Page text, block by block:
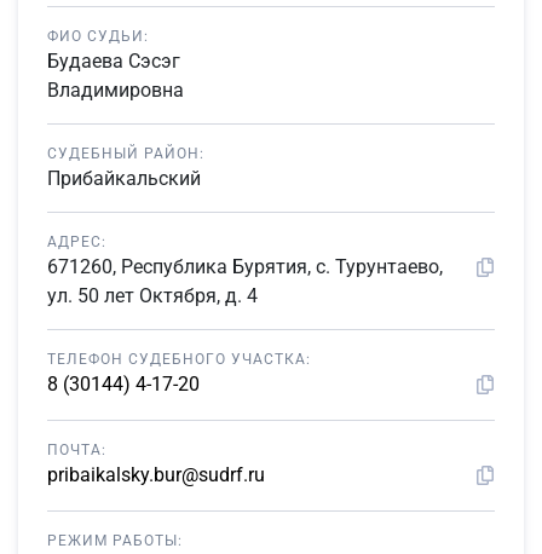
ФИО СУДЬИ:
Будаева Сэсэг
Владимировна
СУДЕБНЫЙ РАЙОН:
Прибайкальский
АДРЕС:
671260, Республика Бурятия, с. Турунтаево,
ул. 50 лет Октября, д. 4
ТЕЛЕФОН СУДЕБНОГО УЧАСТКА:
8 (30144) 4-17-20
ПОЧТА:
pribaikalsky.bur@sudrf.ru
РЕЖИМ РАБОТЫ: